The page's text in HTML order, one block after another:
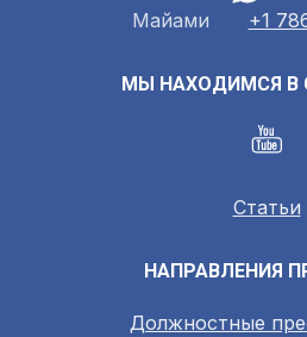
Майами
+1
МЫ НАХОДИМСЯ В
Статьи
НАПРАВЛЕНИЯ
Должностные